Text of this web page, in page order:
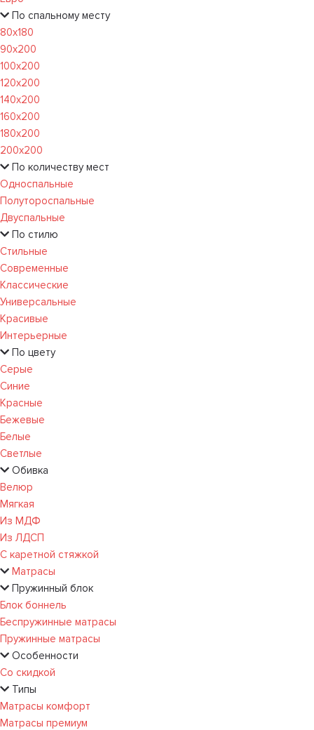
По спальному месту
80х180
90х200
100х200
120x200
140х200
160х200
180х200
200х200
По количеству мест
Односпальные
Полутороспальные
Двуспальные
По стилю
Стильные
Современные
Классические
Универсальные
Красивые
Интерьерные
По цвету
Серые
Синие
Красные
Бежевые
Белые
Светлые
Обивка
Велюр
Мягкая
Из МДФ
Из ЛДСП
С каретной стяжкой
Матрасы
Пружинный блок
Блок боннель
Беспружинные матрасы
Пружинные матрасы
Особенности
Со скидкой
Типы
Матрасы комфорт
Матрасы премиум